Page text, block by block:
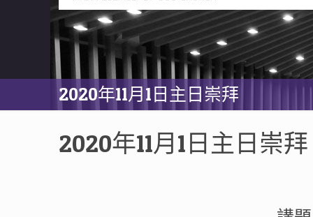
2020年11月1日主日崇拜
2020年11月1日主日崇拜